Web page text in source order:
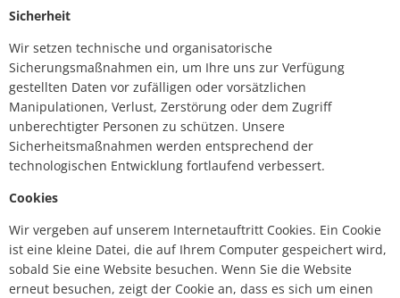
Sicherheit
Wir setzen technische und organisatorische
Sicherungsmaßnahmen ein, um Ihre uns zur Verfügung
gestellten Daten vor zufälligen oder vorsätzlichen
Manipulationen, Verlust, Zerstörung oder dem Zugriff
unberechtigter Personen zu schützen. Unsere
Sicherheitsmaßnahmen werden entsprechend der
technologischen Entwicklung fortlaufend verbessert.
Cookies
Wir vergeben auf unserem Internetauftritt Cookies. Ein Cookie
ist eine kleine Datei, die auf Ihrem Computer gespeichert wird,
sobald Sie eine Website besuchen. Wenn Sie die Website
erneut besuchen, zeigt der Cookie an, dass es sich um einen